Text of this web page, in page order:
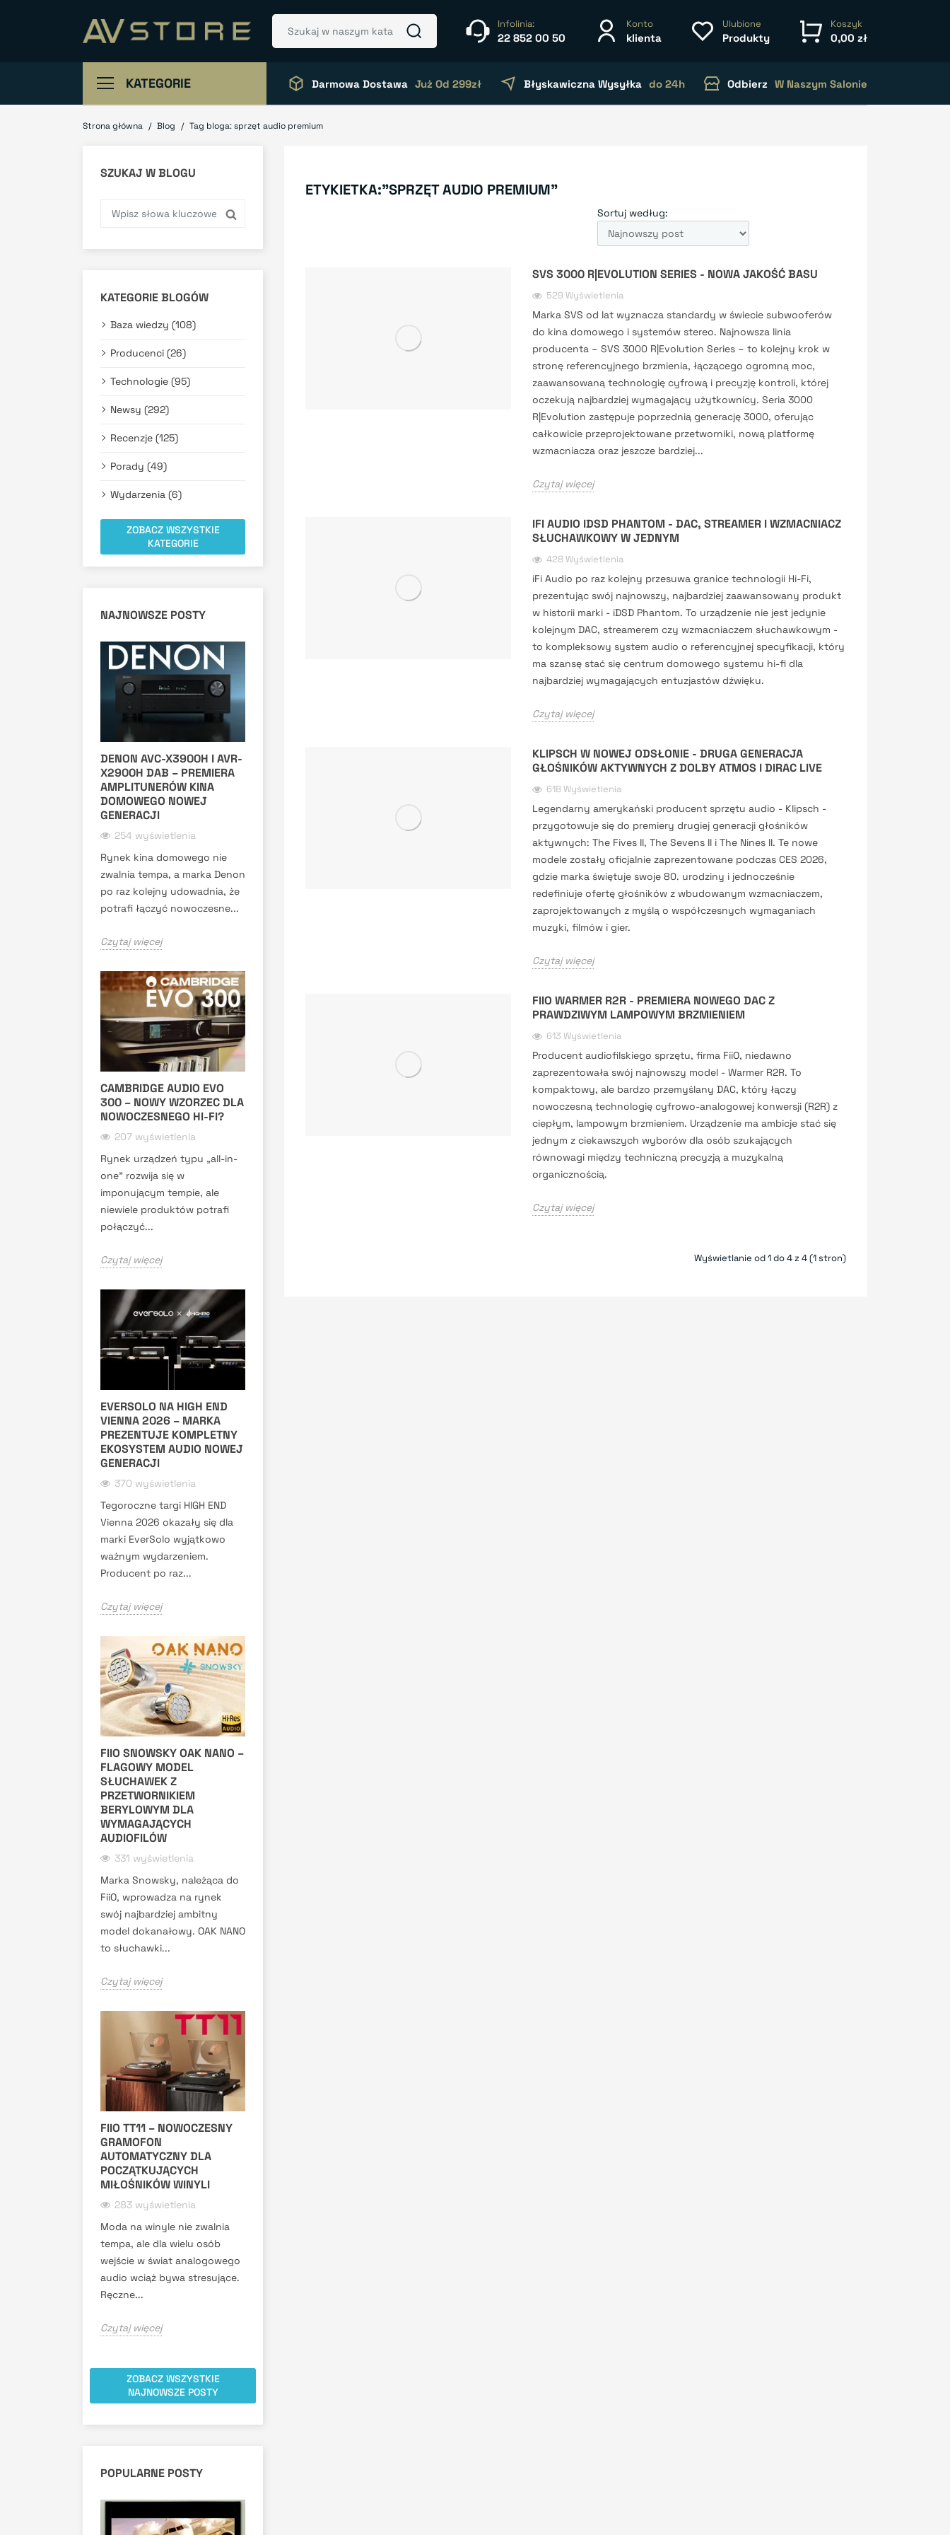
Infolinia:
22 852 00 50
Konto
klienta
Ulubione
Produkty
Koszyk
0,00 zł
KATEGORIE Darmowa Dostawa Już Od 299zł Błyskawiczna Wysyłka do 24h Odbierz W Naszym Salonie
Strona główna Blog Tag bloga: sprzęt audio premium
SZUKAJ W BLOGU
KATEGORIE BLOGÓW
Baza wiedzy (108)
Producenci (26)
Technologie (95)
Newsy (292)
Recenzje (125)
Porady (49)
Wydarzenia (6)
ZOBACZ WSZYSTKIE
KATEGORIE
NAJNOWSZE POSTY
DENON AVC-X3900H I AVR-
X2900H DAB – PREMIERA
AMPLITUNERÓW KINA
DOMOWEGO NOWEJ
GENERACJI
254 wyświetlenia
Rynek kina domowego nie
zwalnia tempa, a marka Denon
po raz kolejny udowadnia, że
potrafi łączyć nowoczesne...
Czytaj więcej
CAMBRIDGE AUDIO EVO
300 – NOWY WZORZEC DLA
NOWOCZESNEGO HI-FI?
207 wyświetlenia
Rynek urządzeń typu „all-in-
one” rozwija się w
imponującym tempie, ale
niewiele produktów potrafi
połączyć...
Czytaj więcej
EVERSOLO NA HIGH END
VIENNA 2026 – MARKA
PREZENTUJE KOMPLETNY
EKOSYSTEM AUDIO NOWEJ
GENERACJI
370 wyświetlenia
Tegoroczne targi HIGH END
Vienna 2026 okazały się dla
marki EverSolo wyjątkowo
ważnym wydarzeniem.
Producent po raz...
Czytaj więcej
FIIO SNOWSKY OAK NANO –
FLAGOWY MODEL
SŁUCHAWEK Z
PRZETWORNIKIEM
BERYLOWYM DLA
WYMAGAJĄCYCH
AUDIOFILÓW
331 wyświetlenia
Marka Snowsky, należąca do
FiiO, wprowadza na rynek
swój najbardziej ambitny
model dokanałowy. OAK NANO
to słuchawki...
Czytaj więcej
FIIO TT11 – NOWOCZESNY
GRAMOFON
AUTOMATYCZNY DLA
POCZĄTKUJĄCYCH
MIŁOŚNIKÓW WINYLI
283 wyświetlenia
Moda na winyle nie zwalnia
tempa, ale dla wielu osób
wejście w świat analogowego
audio wciąż bywa stresujące.
Ręczne...
Czytaj więcej
ZOBACZ WSZYSTKIE
NAJNOWSZE POSTY
POPULARNE POSTY
ETYKIETKA:"SPRZĘT AUDIO PREMIUM"
Sortuj według:
SVS 3000 R|EVOLUTION SERIES - NOWA JAKOŚĆ BASU
529 Wyświetlenia
Marka SVS od lat wyznacza standardy w świecie subwooferów
do kina domowego i systemów stereo. Najnowsza linia
producenta – SVS 3000 R|Evolution Series – to kolejny krok w
stronę referencyjnego brzmienia, łączącego ogromną moc,
zaawansowaną technologię cyfrową i precyzję kontroli, której
oczekują najbardziej wymagający użytkownicy. Seria 3000
R|Evolution zastępuje poprzednią generację 3000, oferując
całkowicie przeprojektowane przetworniki, nową platformę
wzmacniacza oraz jeszcze bardziej...
Czytaj więcej
IFI AUDIO IDSD PHANTOM - DAC, STREAMER I WZMACNIACZ
SŁUCHAWKOWY W JEDNYM
428 Wyświetlenia
iFi Audio po raz kolejny przesuwa granice technologii Hi-Fi,
prezentując swój najnowszy, najbardziej zaawansowany produkt
w historii marki - iDSD Phantom. To urządzenie nie jest jedynie
kolejnym DAC, streamerem czy wzmacniaczem słuchawkowym -
to kompleksowy system audio o referencyjnej specyfikacji, który
ma szansę stać się centrum domowego systemu hi-fi dla
najbardziej wymagających entuzjastów dźwięku.
Czytaj więcej
KLIPSCH W NOWEJ ODSŁONIE - DRUGA GENERACJA
GŁOŚNIKÓW AKTYWNYCH Z DOLBY ATMOS I DIRAC LIVE
618 Wyświetlenia
Legendarny amerykański producent sprzętu audio - Klipsch -
przygotowuje się do premiery drugiej generacji głośników
aktywnych: The Fives II, The Sevens II i The Nines II. Te nowe
modele zostały oficjalnie zaprezentowane podczas CES 2026,
gdzie marka świętuje swoje 80. urodziny i jednocześnie
redefiniuje ofertę głośników z wbudowanym wzmacniaczem,
zaprojektowanych z myślą o współczesnych wymaganiach
muzyki, filmów i gier.
Czytaj więcej
FIIO WARMER R2R - PREMIERA NOWEGO DAC Z
PRAWDZIWYM LAMPOWYM BRZMIENIEM
613 Wyświetlenia
Producent audiofilskiego sprzętu, firma FiiO, niedawno
zaprezentowała swój najnowszy model - Warmer R2R. To
kompaktowy, ale bardzo przemyślany DAC, który łączy
nowoczesną technologię cyfrowo-analogowej konwersji (R2R) z
ciepłym, lampowym brzmieniem. Urządzenie ma ambicje stać się
jednym z ciekawszych wyborów dla osób szukających
równowagi między techniczną precyzją a muzykalną
organicznością.
Czytaj więcej
Wyświetlanie od 1 do 4 z 4 (1 stron)